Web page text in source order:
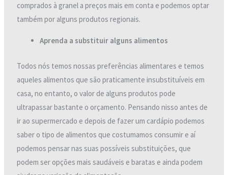
comprados à granel a preços mais em conta e podemos optar
também por alguns produtos regionais.
Aprenda a substituir alguns alimentos
Todos nós temos nossas preferências alimentares e temos
aqueles alimentos que são praticamente insubstituíveis em
casa, no entanto, o valor de alguns produtos pode
ultrapassar bastante o orçamento. Pensando nisso antes de
ir ao supermercado e depois de fazer um cardápio podemos
saber o tipo de alimentos que costumamos consumir e aí
podemos pensar nas suas possíveis substituições, que
podem ser opções mais saudáveis e baratas e ainda podem